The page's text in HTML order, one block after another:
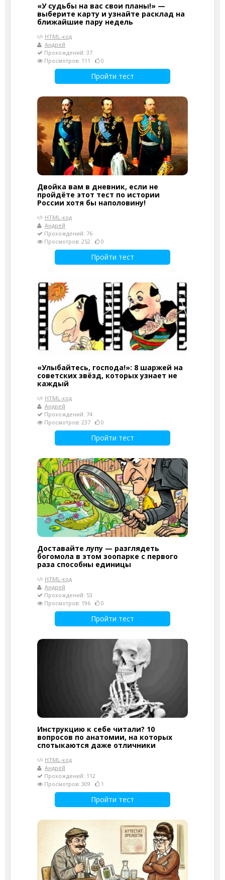
«У судьбы на вас свои планы!» —
выберите карту и узнайте расклад на
ближайшие пару недель
HTML-код
Андрей
Прохождений: 37
Просмотров: 111
0
Пройти тест
Двойка вам в дневник, если не
пройдёте этот тест по истории
России хотя бы наполовину!
HTML-код
Андрей
Прохождений: 76
Просмотров: 252
0
Пройти тест
«Улыбайтесь, господа!»: 8 шаржей на
советских звёзд, которых узнает не
каждый
HTML-код
Андрей
Прохождений: 74
Просмотров: 237
0
Пройти тест
Доставайте лупу — разглядеть
богомола в этом зоопарке с первого
раза способны единицы
HTML-код
Андрей
Прохождений: 53
Просмотров: 196
0
Пройти тест
Инструкцию к себе читали? 10
вопросов по анатомии, на которых
спотыкаются даже отличники
HTML-код
Андрей
Прохождений: 112
Просмотров: 309
1
Пройти тест